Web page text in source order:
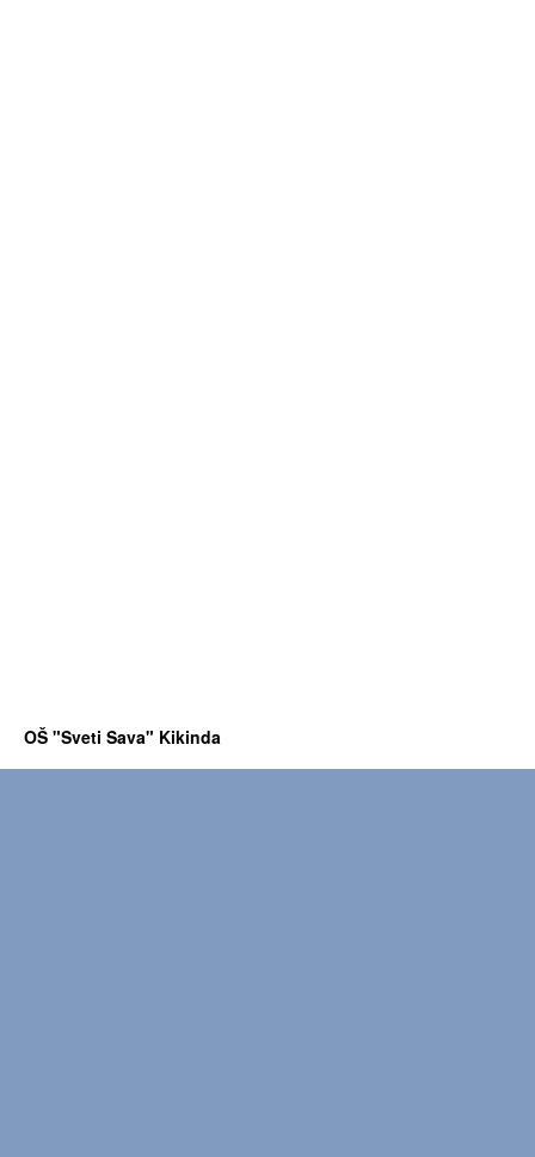
OŠ "Sveti Sava" Kikinda